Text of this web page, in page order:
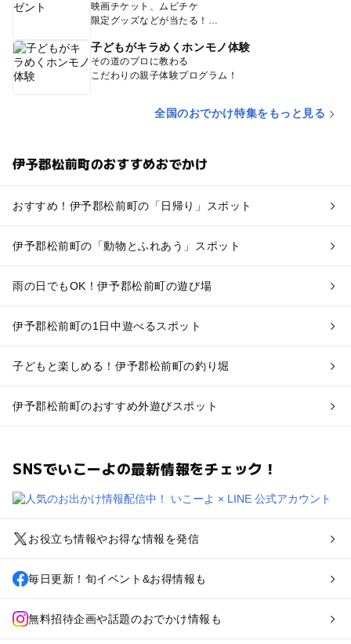
映画チケット、ムビチケ
限定グッズなどが当たる！
子どもがキラめくホンモノ体験
その道のプロに教わる
こだわりの親子体験プログラム！
全国のおでかけ特集をもっと見る
伊予郡松前町のおすすめおでかけ
おすすめ！伊予郡松前町の「日帰り」スポット
伊予郡松前町の「動物とふれあう」スポット
雨の日でもOK！伊予郡松前町の遊び場
伊予郡松前町の1日中遊べるスポット
子どもと楽しめる！伊予郡松前町の釣り堀
伊予郡松前町のおすすめ外遊びスポット
SNSでいこーよの最新情報をチェック！
お役立ち情報やお得な情報を発信
毎日更新！旬イベント&お得情報も
無料招待企画や話題のおでかけ情報も